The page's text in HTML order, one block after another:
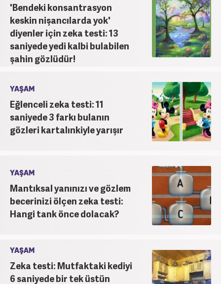
'Bendeki konsantrasyon
keskin nişancılarda yok'
diyenler için zeka testi: 13
saniyede yedi kalbi bulabilen
şahin gözlüdür!
YAŞAM
Eğlenceli zeka testi: 11
saniyede 3 farkı bulanın
gözleri kartalınkiyle yarışır
YAŞAM
Mantıksal yanınızı ve gözlem
becerinizi ölçen zeka testi:
Hangi tank önce dolacak?
YAŞAM
Zeka testi: Mutfaktaki kediyi
6 saniyede bir tek üstün